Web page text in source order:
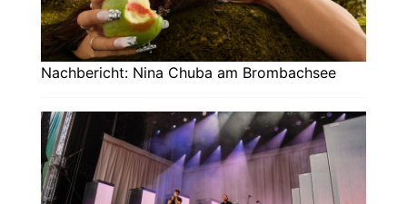
Nachbericht: Nina Chuba am Brombachsee